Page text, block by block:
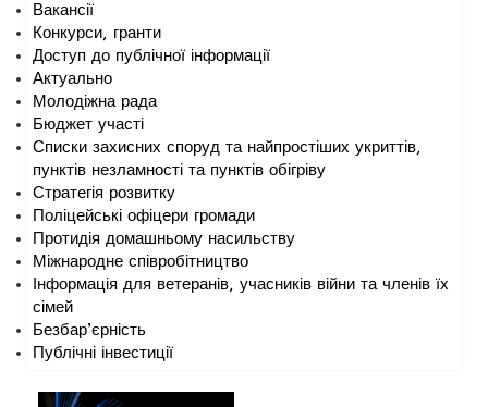
Вакансії
Конкурси, гранти
Доступ до публічної інформації
Актуально
Молодіжна рада
Бюджет участі
Списки захисних споруд та найпростіших укриттів,
пунктів незламності та пунктів обігріву
Стратегія розвитку
Поліцейські офіцери громади
Протидія домашньому насильству
Міжнародне співробітництво
Інформація для ветеранів, учасників війни та членів їх
сімей
Безбар’єрність
Публічні інвестиції